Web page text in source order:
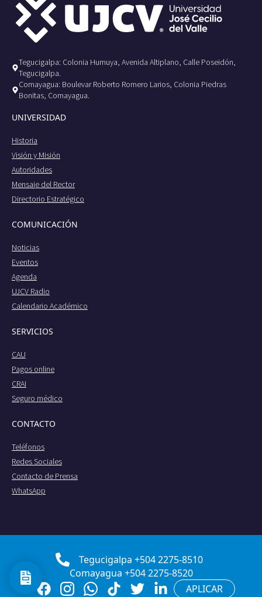
Tegucigalpa: Colonia Humuya, Avenida Altiplano, Calle Poseidón,
Tegucigalpa.
Comayagua: Boulevar Roberto Romero Larios, Colonia Piedras
Bonitas, Comayagua.
UNIVERSIDAD
Historia
Visión y Misión
Autoridades
Mensaje del Rector
Directorio Estratégico
COMUNICACIÓN
Noticias
Eventos
Agenda
UJCV Radio
Calendario Académico
SERVICIOS
CAU
Pagos online
CRAI
Seguro médico
CONTACTO
Teléfonos
Redes Sociales
Contacto de Prensa
WhatsApp
Tegucigalpa +504 2275-8510
Comayagua +504 2275-8520
APLICAR